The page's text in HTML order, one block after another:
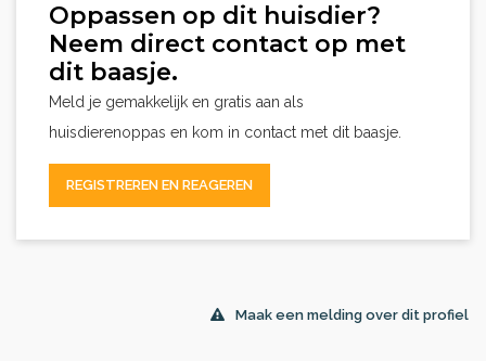
Oppassen op dit huisdier?
Neem direct contact op met
dit baasje.
Meld je gemakkelijk en gratis aan als
huisdierenoppas en kom in contact met dit baasje.
REGISTREREN EN REAGEREN
Maak een melding over dit profiel